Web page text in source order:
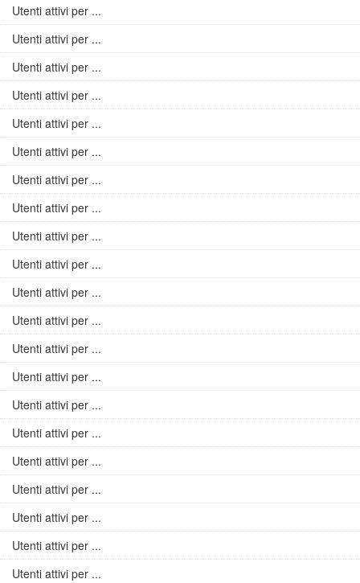
Utenti attivi per ...
Utenti attivi per ...
Utenti attivi per ...
Utenti attivi per ...
Utenti attivi per ...
Utenti attivi per ...
Utenti attivi per ...
Utenti attivi per ...
Utenti attivi per ...
Utenti attivi per ...
Utenti attivi per ...
Utenti attivi per ...
Utenti attivi per ...
Utenti attivi per ...
Utenti attivi per ...
Utenti attivi per ...
Utenti attivi per ...
Utenti attivi per ...
Utenti attivi per ...
Utenti attivi per ...
Utenti attivi per ...